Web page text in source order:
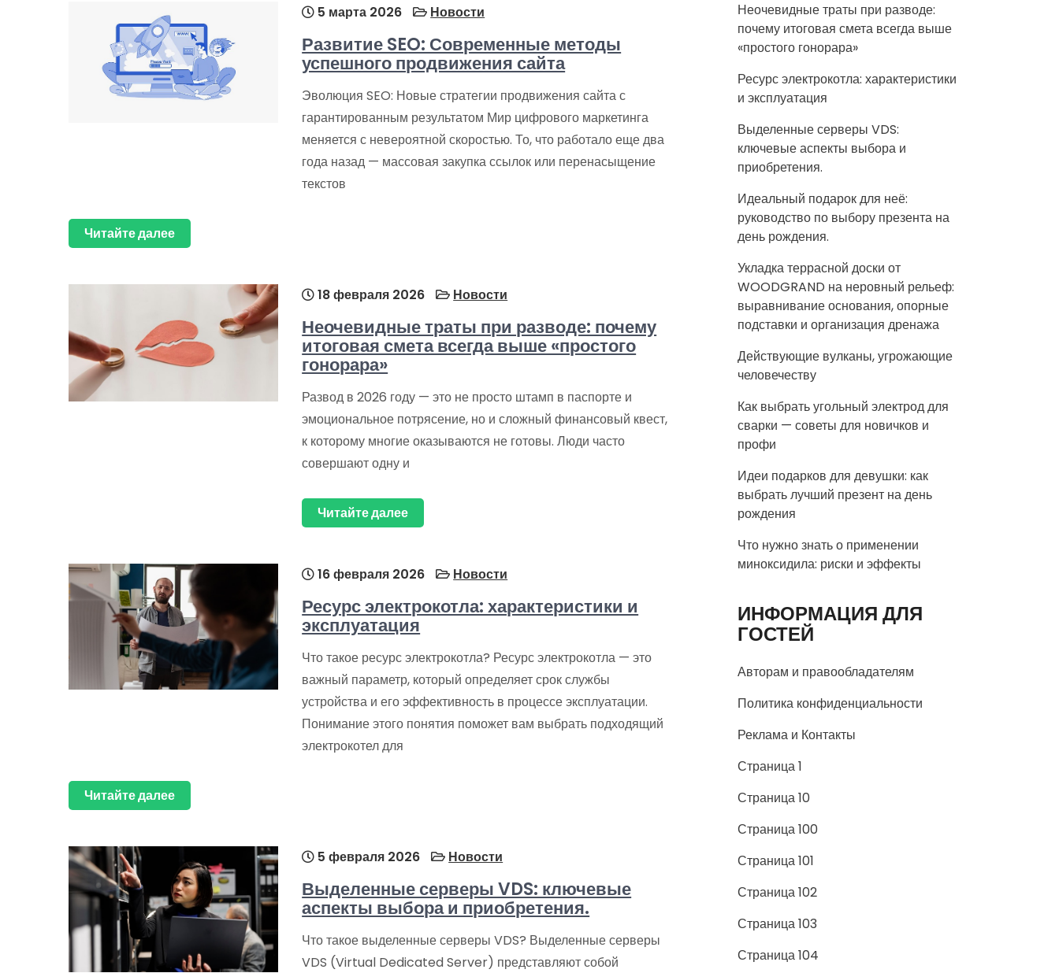
5 марта 2026 Новости
Развитие SEO: Современные методы
успешного продвижения сайта
Эволюция SEO: Новые стратегии продвижения сайта с
гарантированным результатом Мир цифрового маркетинга
меняется с невероятной скоростью. То, что работало еще два
года назад — массовая закупка ссылок или перенасыщение
текстов
Читайте далее
18 февраля 2026 Новости
Неочевидные траты при разводе: почему
итоговая смета всегда выше «простого
гонорара»
Развод в 2026 году — это не просто штамп в паспорте и
эмоциональное потрясение, но и сложный финансовый квест,
к которому многие оказываются не готовы. Люди часто
совершают одну и
Читайте далее
16 февраля 2026 Новости
Ресурс электрокотла: характеристики и
эксплуатация
Что такое ресурс электрокотла? Ресурс электрокотла — это
важный параметр, который определяет срок службы
устройства и его эффективность в процессе эксплуатации.
Понимание этого понятия поможет вам выбрать подходящий
электрокотел для
Читайте далее
5 февраля 2026 Новости
Выделенные серверы VDS: ключевые
аспекты выбора и приобретения.
Что такое выделенные серверы VDS? Выделенные серверы
VDS (Virtual Dedicated Server) представляют собой
Неочевидные траты при разводе:
почему итоговая смета всегда выше
«простого гонорара»
Ресурс электрокотла: характеристики
и эксплуатация
Выделенные серверы VDS:
ключевые аспекты выбора и
приобретения.
Идеальный подарок для неё:
руководство по выбору презента на
день рождения.
Укладка террасной доски от
WOODGRAND на неровный рельеф:
выравнивание основания, опорные
подставки и организация дренажа
Действующие вулканы, угрожающие
человечеству
Как выбрать угольный электрод для
сварки — советы для новичков и
профи
Идеи подарков для девушки: как
выбрать лучший презент на день
рождения
Что нужно знать о применении
миноксидила: риски и эффекты
ИНФОРМАЦИЯ ДЛЯ
ГОСТЕЙ
Авторам и правообладателям
Политика конфиденциальности
Реклама и Контакты
Страница 1
Страница 10
Страница 100
Страница 101
Страница 102
Страница 103
Страница 104